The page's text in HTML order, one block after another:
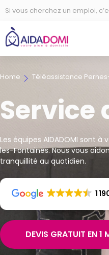
Si vous cherchez un emploi,
Home Téléassistance
Service
Les équipes AIDADOMI sont
les-Fontaines. Nous vous
tranquillité au quotidien.
1
DEVIS GRATUIT EN 1